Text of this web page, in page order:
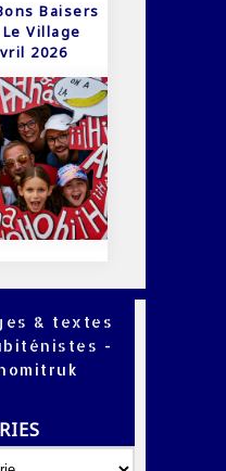
Baisers
Le Village
2026
& textes
-